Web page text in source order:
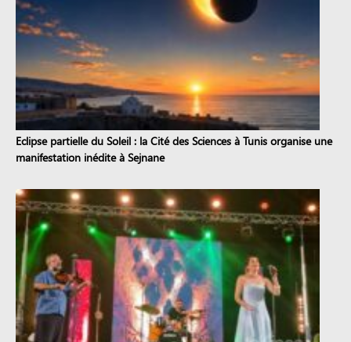
Eclipse partielle du Soleil : la Cité des Sciences à Tunis organise une
manifestation inédite à Sejnane